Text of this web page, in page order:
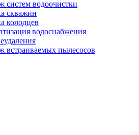
систем водоочистки
скважин
колодцев
водоснабжения
встраиваемых пылесосов